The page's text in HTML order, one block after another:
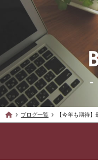
ブログ一覧 【今年も期待